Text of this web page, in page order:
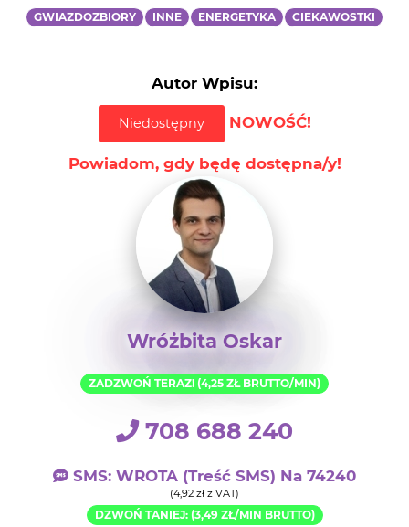
GWIAZDOZBIORY INNE ENERGETYKA CIEKAWOSTKI
Autor Wpisu:
Niedostępny NOWOŚĆ!
Powiadom, gdy będę dostępna/y!
Wróżbita Oskar
ZADZWOŃ TERAZ! (4,25 ZŁ BRUTTO/MIN)
708 688 240
SMS: WROTA (treść SMS) Na 74240
(4,92 zł z VAT)
DZWOŃ TANIEJ: (3,49 ZŁ/MIN BRUTTO)